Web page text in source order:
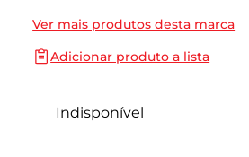
Ver mais produtos desta marca
Adicionar produto a lista
Indisponível